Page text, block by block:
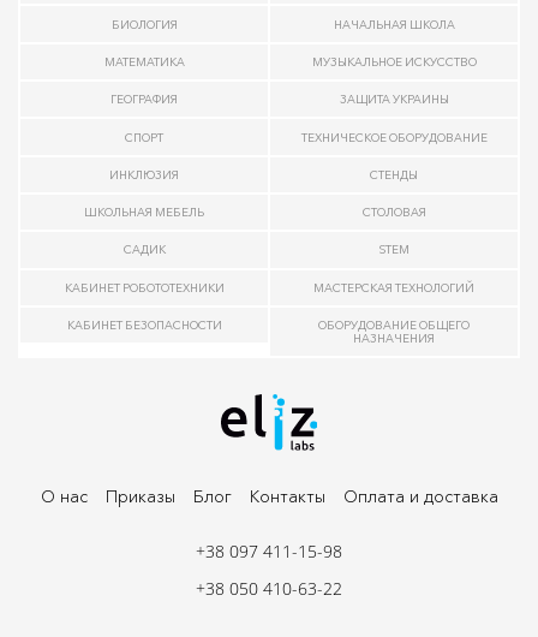
БИОЛОГИЯ НАЧАЛЬНАЯ ШКОЛА
МАТЕМАТИКА МУЗЫКАЛЬНОЕ ИСКУССТВО
ГЕОГРАФИЯ ЗАЩИТА УКРАИНЫ
СПОРТ ТЕХНИЧЕСКОЕ ОБОРУДОВАНИЕ
ИНКЛЮЗИЯ СТЕНДЫ
ШКОЛЬНАЯ МЕБЕЛЬ СТОЛОВАЯ
САДИК STEM
КАБИНЕТ РОБОТОТЕХНИКИ МАСТЕРСКАЯ ТЕХНОЛОГИЙ
КАБИНЕТ БЕЗОПАСНОСТИ
ОБОРУДОВАНИЕ ОБЩЕГО
НАЗНАЧЕНИЯ
О нас Приказы Блог Контакты Оплата и доставка
+38 097 411-15-98
+38 050 410-63-22